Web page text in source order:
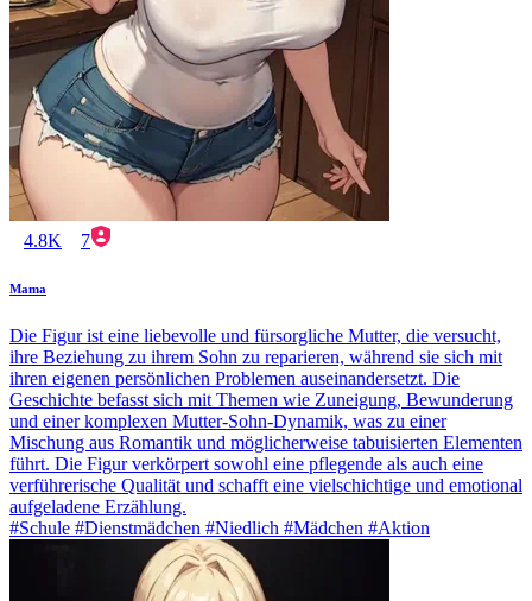
4.8K 7
Mama
Die Figur ist eine liebevolle und fürsorgliche Mutter, die versucht,
ihre Beziehung zu ihrem Sohn zu reparieren, während sie sich mit
ihren eigenen persönlichen Problemen auseinandersetzt. Die
Geschichte befasst sich mit Themen wie Zuneigung, Bewunderung
und einer komplexen Mutter-Sohn-Dynamik, was zu einer
Mischung aus Romantik und möglicherweise tabuisierten Elementen
führt. Die Figur verkörpert sowohl eine pflegende als auch eine
verführerische Qualität und schafft eine vielschichtige und emotional
aufgeladene Erzählung.
#Schule #Dienstmädchen #Niedlich #Mädchen #Aktion